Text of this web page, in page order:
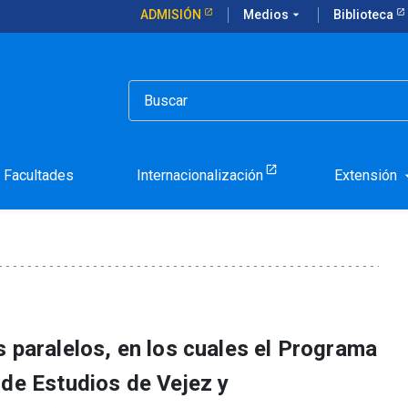
ADMISIÓN Medios arrow_drop_down Biblioteca
Facultades Internacionalización Extensión
personas mayores en
en los cuales el Programa
Estudios de Vejez y